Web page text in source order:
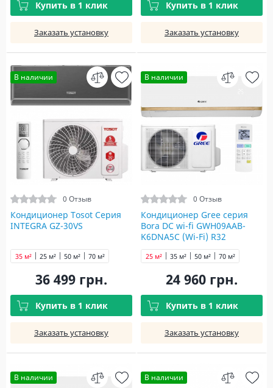
Купить в 1 клик
Заказать установку
Купить в 1 клик
Заказать установку
В наличии
0 Отзыв
Кондиционер Tosot Серия
INTEGRA GZ-30VS
25 м²
35 м² 50 м² 70 м²
36 499 грн.
Купить в 1 клик
Заказать установку
В наличии
0 Отзыв
Кондиционер Gree серия
Bora DC wi-fi GWH09AAB-
K6DNA5С (Wi-Fi) R32
25 м² 35 м² 50 м² 70 м²
24 960 грн.
Купить в 1 клик
Заказать установку
В наличии В наличии